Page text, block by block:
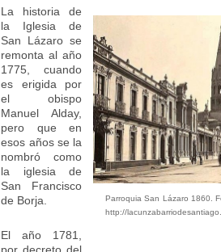
Parroquia San Lázaro 1860.
http://
La historia de
la Iglesia de
San Lázaro se
remonta al año
1775, cuando
es erigida por
el obispo
Manuel Alday,
pero que en
esos años se la
nombró como
la iglesia de
San Francisco
de Borja.
El año 1781,